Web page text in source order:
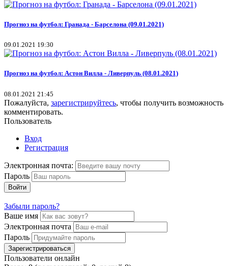
Прогноз на футбол: Гранада - Барселона (09.01.2021)
09.01.2021 19:30
Прогноз на футбол: Астон Вилла - Ливерпуль (08.01.2021)
08.01.2021 21:45
Пожалуйста, зарегистрируйтесь, чтобы получить возможность
комментировать.
Пользователь
Вход
Регистрация
Электронная почта:
Пароль
Войти
Забыли пароль?
Ваше имя
Электронная почта
Пароль
Зарегистрироваться
Пользователи онлайн